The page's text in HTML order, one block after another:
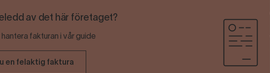
av det här företaget?
hantera fakturan i vår guide
en felaktig faktura